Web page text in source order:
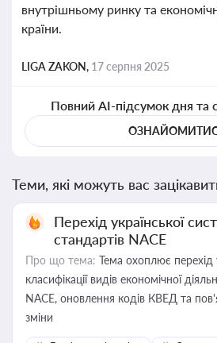
внутрішньому ринку та
країни.
LIGA ZAKON, 17 серпня 2025
Повний AI-підсумок дня та
Теми, які можуть вас
Перехід української
стандартів NACE
Про що тема: Тема охоплює перехід
класифікації видів економічної
NACE, оновлення кодів КВЕД та
зміни